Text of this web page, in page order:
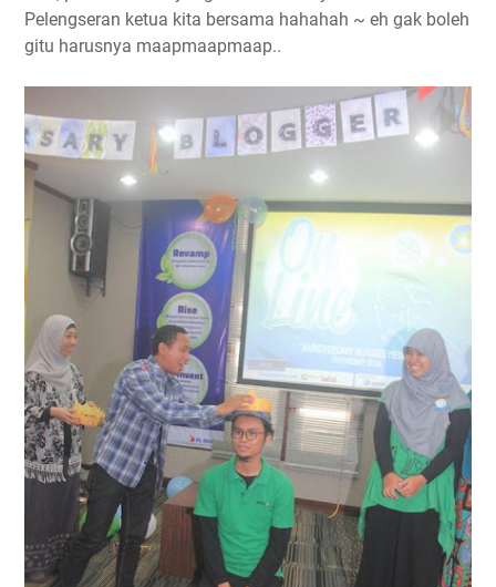
Pelengseran ketua kita bersama hahahah ~ eh gak boleh
gitu harusnya maapmaapmaap..